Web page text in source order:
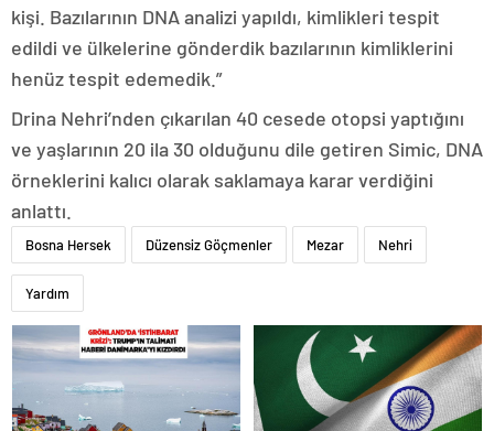
kişi. Bazılarının DNA analizi yapıldı, kimlikleri tespit
edildi ve ülkelerine gönderdik bazılarının kimliklerini
henüz tespit edemedik.”
Drina Nehri’nden çıkarılan 40 cesede otopsi yaptığını
ve yaşlarının 20 ila 30 olduğunu dile getiren Simic, DNA
örneklerini kalıcı olarak saklamaya karar verdiğini
anlattı.
Bosna Hersek Düzensiz Göçmenler Mezar Nehri
Yardım